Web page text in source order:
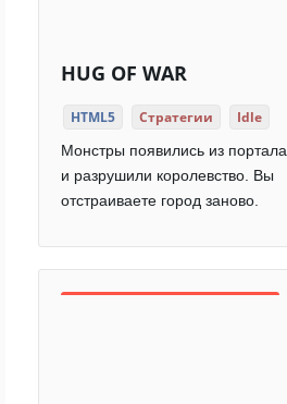
HUG OF WAR
HTML5 Стратегии Idle
Монстры появились из портала
и разрушили королевство. Вы
отстраиваете город заново.